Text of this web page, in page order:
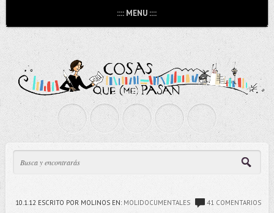
:::: MENU ::::
10.1.12 ESCRITO POR MOLINOS EN: MOLIDOCUMENTALES 41 COMENTARIOS